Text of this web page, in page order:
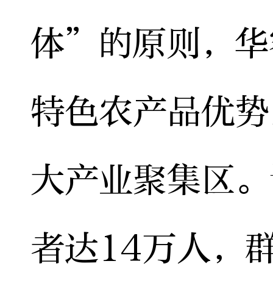
体”的原则，
特色农产品优
大产业聚集区
者达14万人，